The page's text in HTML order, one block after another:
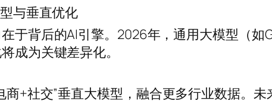
与垂直优化
于背后的AI引擎。2026年，通用大模型（如
成为关键差异化。
+社交”垂直大模型，融合更多行业数据。未